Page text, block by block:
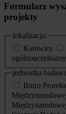
Formularz
projekty
lokalizacja:
Katowice
ogólnouczelniany
jednostka
Biuro